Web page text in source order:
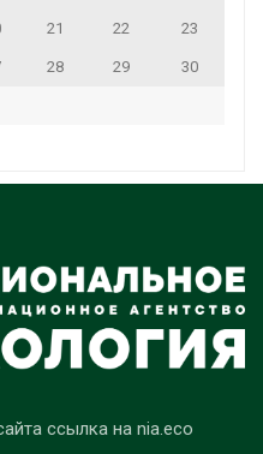
21 22 23
28 29 30
ссылка на nia.eco